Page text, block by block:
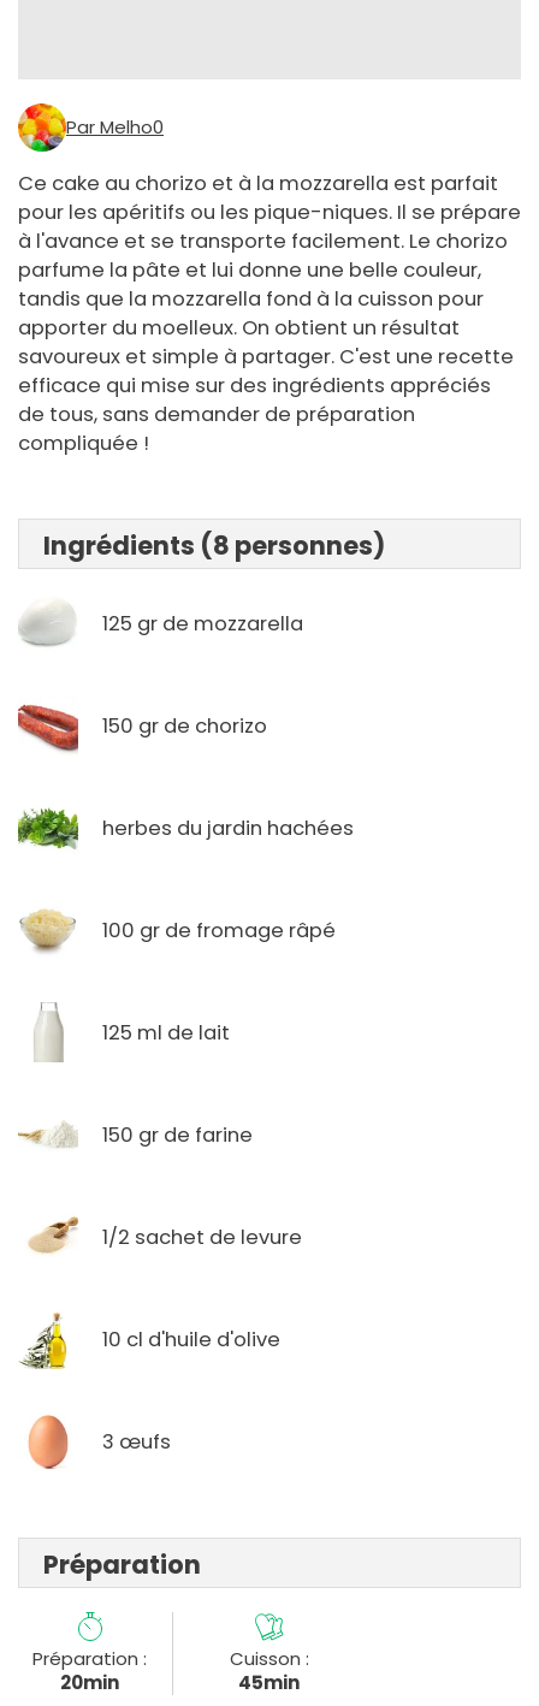
Par Melho0
Ce cake au chorizo et à la mozzarella est parfait
pour les apéritifs ou les pique-niques. Il se prépare
à l'avance et se transporte facilement. Le chorizo
parfume la pâte et lui donne une belle couleur,
tandis que la mozzarella fond à la cuisson pour
apporter du moelleux. On obtient un résultat
savoureux et simple à partager. C'est une recette
efficace qui mise sur des ingrédients appréciés
de tous, sans demander de préparation
compliquée !
Ingrédients (8 personnes)
125 gr de mozzarella
150 gr de chorizo
herbes du jardin hachées
100 gr de fromage râpé
125 ml de lait
150 gr de farine
1/2 sachet de levure
10 cl d'huile d'olive
3 œufs
Préparation
Préparation :
20min
Cuisson :
45min